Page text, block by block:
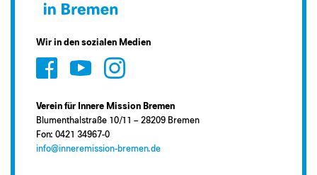
Wir in den sozialen Medien
Verein für Innere Mission Bremen
Blumenthalstraße 10/11 – 28209 Bremen
Fon: 0421 34967-0
info@inneremission-bremen.de